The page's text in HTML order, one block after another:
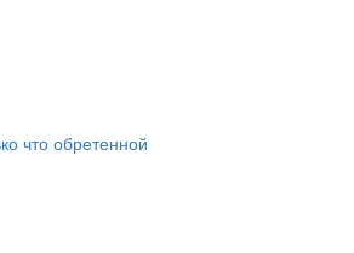
что обретенной